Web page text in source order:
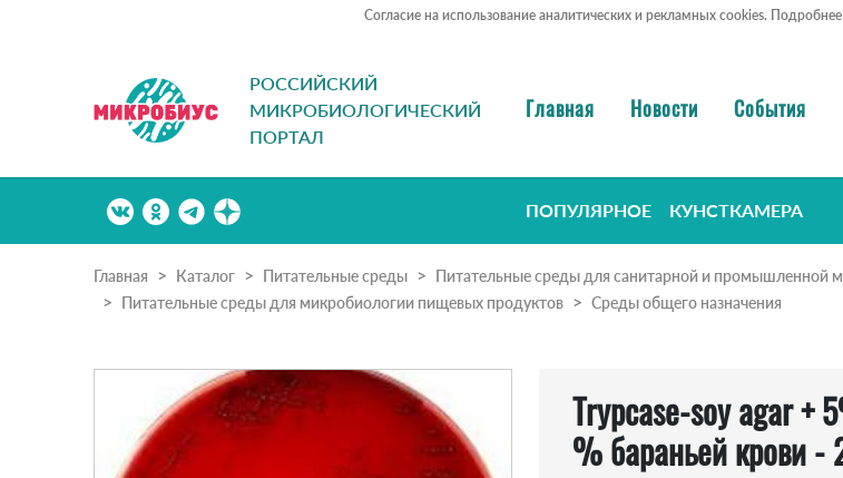
Согласие на использование аналитических и рекламных cookies.
РОССИЙСКИЙ
МИКРОБИОЛОГИЧЕСКИЙ
ПОРТАЛ
Главная Новости События
ПОПУЛЯРНОЕ КУНСТКАМЕРА
Главная Каталог Питательные среды
Питательные среды для санитарной и промышленной
Питательные среды для микробиологии пищевых продуктов
Cреды общего назначения
Trypcase-soy agar +
% бараньей крови -